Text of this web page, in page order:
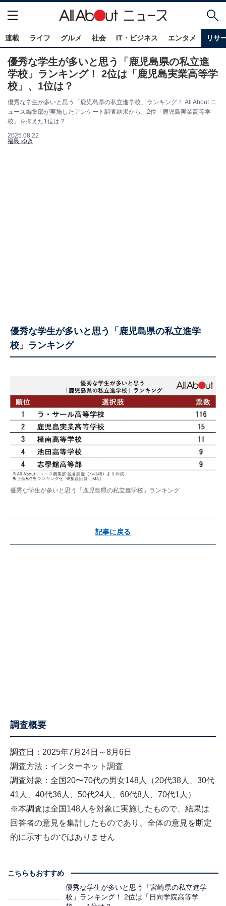
連載 ライフ グルメ 社会 IT・ビジネス エンタメ リサ
優秀な学生が多いと思う「鹿児島県の私立進
学校」ランキング！ 2位は「鹿児島実業高等学
校」、1位は？
優秀な学生が多いと思う「鹿児島県の私立進学校」ランキング！ All About ニ
ュース編集部が実施したアンケート調査結果から、2位「鹿児島実業高等学
校」を抑えた1位は？
2025.08.22
福島 ゆき
優秀な学生が多いと思う「鹿児島県の私立進学
校」ランキング
優秀な学生が多いと思う「鹿児島県の私立進学校」ランキング
記事に戻る
調査概要
調査日：2025年7月24日～8月6日
調査方法：インターネット調査
調査対象：全国20〜70代の男女148人（20代38人、30代
41人、40代36人、50代24人、60代8人、70代1人）
※本調査は全国148人を対象に実施したもので、結果は
回答者の意見を集計したものであり、全体の意見を断定
的に示すものではありません
こちらもおすすめ
優秀な学生が多いと思う「宮崎県の私立進学
校」ランキング！ 2位は「日向学院高等学